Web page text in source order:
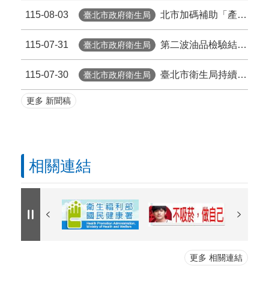
115-08-03 臺北市政府衛生局 北市加碼補助「產前超音波」 孕檢多1次 準媽咪「超」安心！
115-07-31 臺北市政府衛生局 第二波油品檢驗結果出爐 2件苦茶油產品苯駢芘超標 前已要求預防性下架
115-07-30 臺北市政府衛生局 臺北市衛生局持續追查問題苦茶油流向
更多 新聞稿
相關連結
更多 相關連結